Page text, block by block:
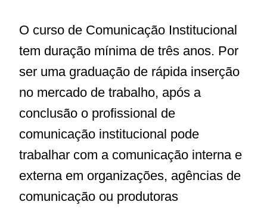
O curso de Comunicação Institucional
tem duração mínima de três anos. Por
ser uma graduação de rápida inserção
no mercado de trabalho, após a
conclusão o profissional de
comunicação institucional pode
trabalhar com a comunicação interna e
externa em organizações, agências de
comunicação ou produtoras